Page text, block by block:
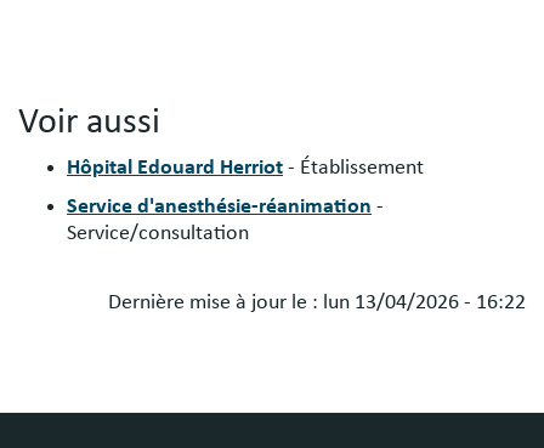
Voir aussi
Hôpital Edouard Herriot - Établissement
Service d'anesthésie-réanimation -
Service/consultation
Dernière mise à jour le : lun 13/04/2026 - 16:22